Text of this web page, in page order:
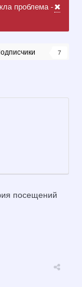
проблема -
7
посещений